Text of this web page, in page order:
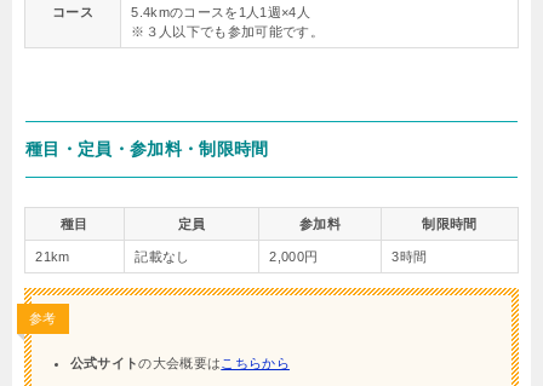
コース
5.4kmのコースを1人1週×4人
※３人以下でも参加可能です。
種目・定員・参加料・制限時間
種目 定員 参加料 制限時間
21km 記載なし 2,000円 3時間
参考
公式サイトの大会概要は こちらから